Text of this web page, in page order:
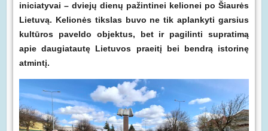
iniciatyvai – dviejų dienų pažintinei kelionei po Šiaurės
Lietuvą. Kelionės tikslas buvo ne tik aplankyti garsius
kultūros paveldo objektus, bet ir pagilinti supratimą
apie daugiatautę Lietuvos praeitį bei bendrą istorinę
atmintį.